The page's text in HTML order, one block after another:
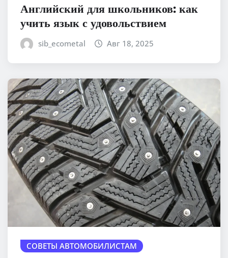
Английский для школьников: как
учить язык с удовольствием
sib_ecometal Авг 18, 2025
СОВЕТЫ АВТОМОБИЛИСТАМ